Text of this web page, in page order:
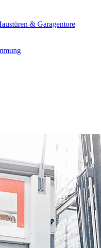
& Garagentore